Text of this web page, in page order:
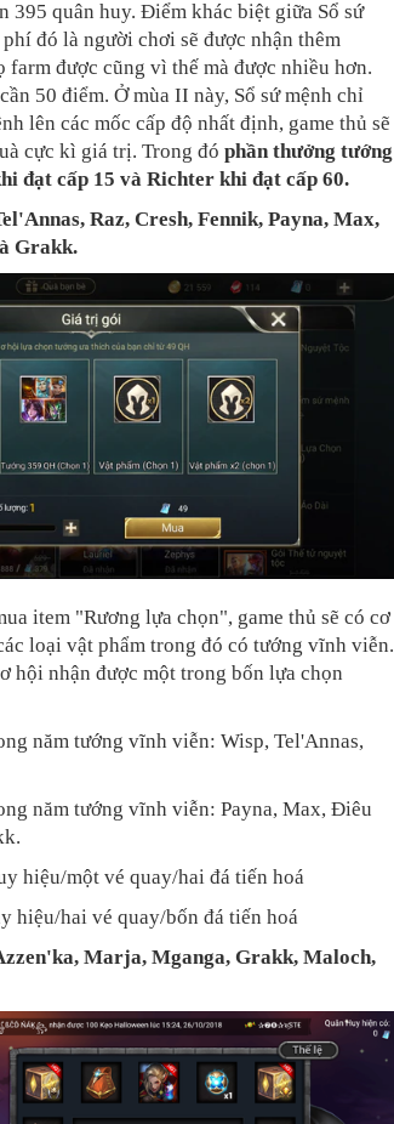
395 quân huy. Điểm khác biệt giữa Sổ sứ
đó là người chơi sẽ được nhận thêm
farm được cũng vì thế mà được nhiều hơn.
50 điểm. Ở mùa II này, Sổ sứ mệnh chỉ
lên các mốc cấp độ nhất định, game thủ sẽ
cực kì giá trị. Trong đó phần thưởng tướng
đạt cấp 15 và Richter khi đạt cấp 60.
Raz, Cresh, Fennik, Payna, Max,
Grakk.
item "Rương lựa chọn", game thủ sẽ có cơ
loại vật phẩm trong đó có tướng vĩnh viễn.
hội nhận được một trong bốn lựa chọn
năm tướng vĩnh viễn: Wisp, Tel'Annas,
năm tướng vĩnh viễn: Payna, Max, Điêu
hiệu/một vé quay/hai đá tiến hoá
hiệu/hai vé quay/bốn đá tiến hoá
Marja, Mganga, Grakk, Maloch,